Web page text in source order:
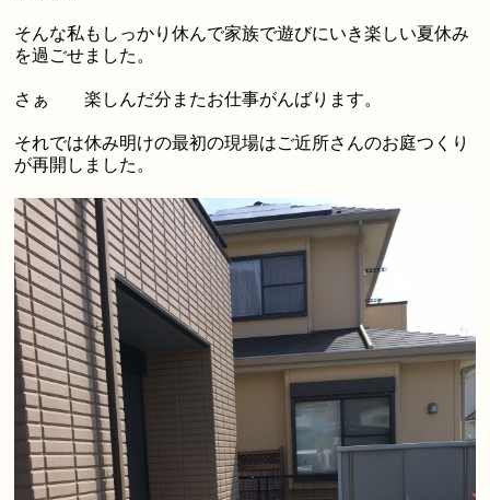
そんな私もしっかり休んで家族で遊びにいき楽しい夏休み
を過ごせました。
さぁ 楽しんだ分またお仕事がんばります。
それでは休み明けの最初の現場はご近所さんのお庭つくり
が再開しました。